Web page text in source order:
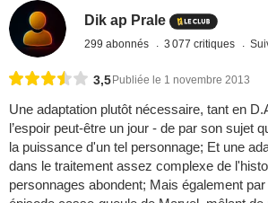
Dik ap Prale
299 abonnés 3 077 critiques
3,5 Publiée le 1 novembre 2013
Une adaptation plutôt nécessaire, tant en
l’espoir peut-être un jour - de par son sujet
la puissance d'un tel personnage; Et une
dans le traitement assez complexe de
personnages abondent; Mais également